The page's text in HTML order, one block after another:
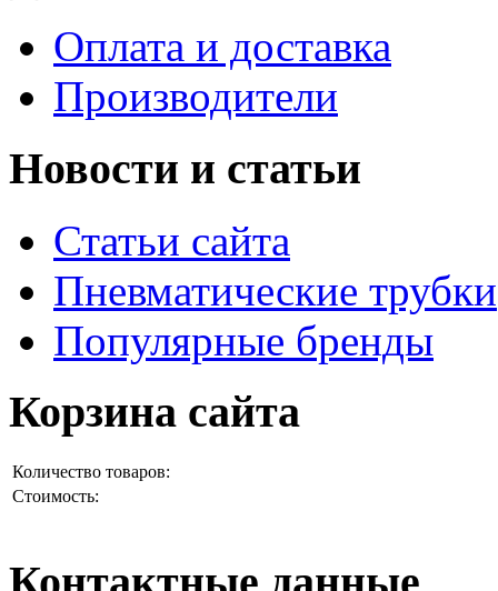
Оплата и доставка
Производители
Новости и статьи
Статьи сайта
Пневматические трубки
Популярные бренды
Корзина сайта
Количество товаров:
Стоимость: